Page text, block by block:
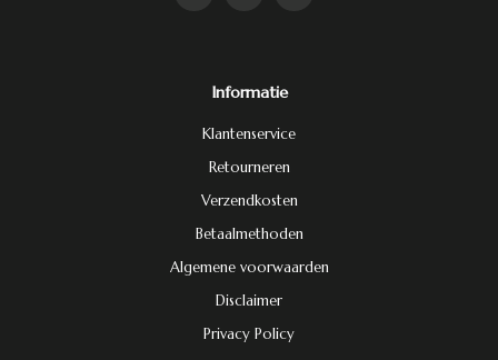
Informatie
Klantenservice
Retourneren
Verzendkosten
Betaalmethoden
Algemene voorwaarden
Disclaimer
Privacy Policy